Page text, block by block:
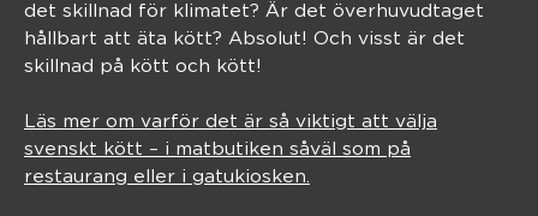
det skillnad för klimatet? Är det överhuvudtaget
hållbart att äta kött? Absolut! Och visst är det
skillnad på kött och kött!
Läs mer om varför det är så viktigt att välja
svenskt kött – i matbutiken såväl som på
restaurang eller i gatukiosken.